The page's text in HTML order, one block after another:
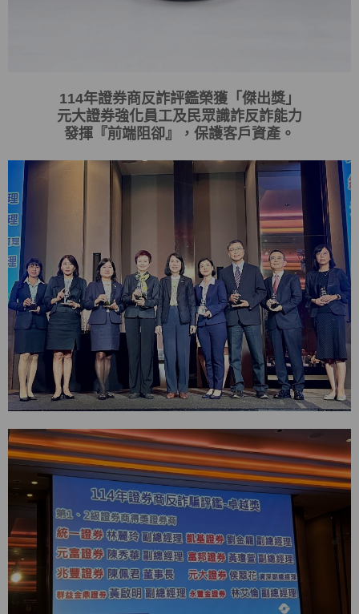
114年證券商反詐評鑑榮獲「傑出獎」
元大證券強化員工及民眾識詐反詐能力
發揮 『 前端阻卻』 ，保護客戶資產。